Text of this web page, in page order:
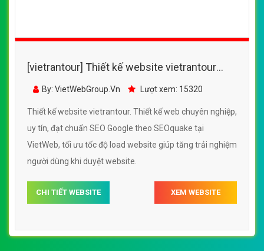
[vietrantour] Thiết kế website vietrantour
đẹp, chuyên nghiệp chuẩn SEO
By: VietWebGroup.Vn Lượt xem: 15320
Thiết kế website vietrantour. Thiết kế web chuyên nghiệp,
uy tín, đạt chuẩn SEO Google theo SEOquake tại
VietWeb, tối ưu tốc độ load website giúp tăng trải nghiệm
người dùng khi duyệt website.
CHI TIẾT WEBSITE XEM WEBSITE